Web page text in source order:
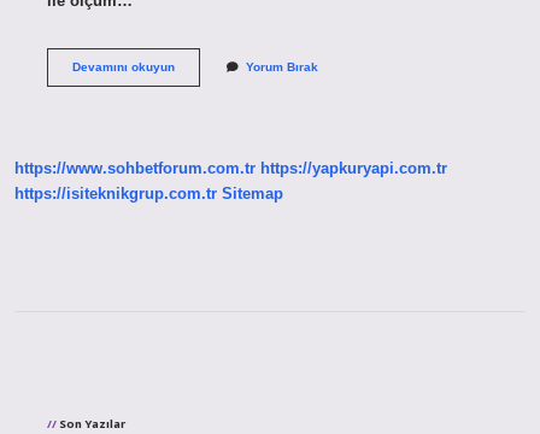
Devamını okuyunKoah
Yorum Bırak
https://www.sohbetforum.com.tr https://yapkuryapi.com.tr
https://isiteknikgrup.com.tr Sitemap
Son Yazılar